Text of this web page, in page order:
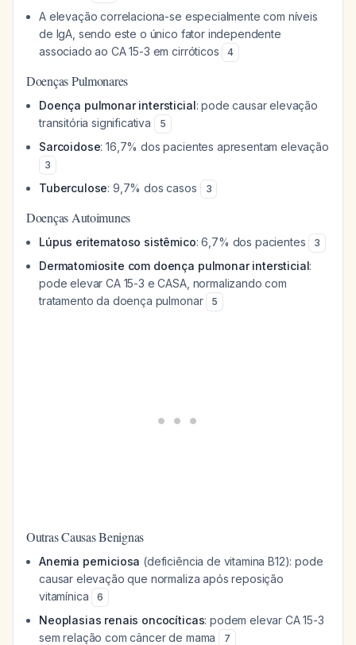
A elevação correlaciona-se especialmente com níveis
de IgA, sendo este o único fator independente
associado ao CA 15-3 em cirróticos
4
Doenças Pulmonares
Doença pulmonar intersticial: pode causar elevação
transitória significativa
5
Sarcoidose: 16,7% dos pacientes apresentam elevação
3
Tuberculose: 9,7% dos casos 3
Doenças Autoimunes
Lúpus eritematoso sistêmico: 6,7% dos pacientes 3
Dermatomiosite com doença pulmonar intersticial:
pode elevar CA 15-3 e CASA, normalizando com
tratamento da doença pulmonar
5
Outras Causas Benignas
Anemia perniciosa (deficiência de vitamina B12): pode
causar elevação que normaliza após reposição
vitamínica
6
Neoplasias renais oncocíticas: podem elevar CA 15-3
sem relação com câncer de mama
7